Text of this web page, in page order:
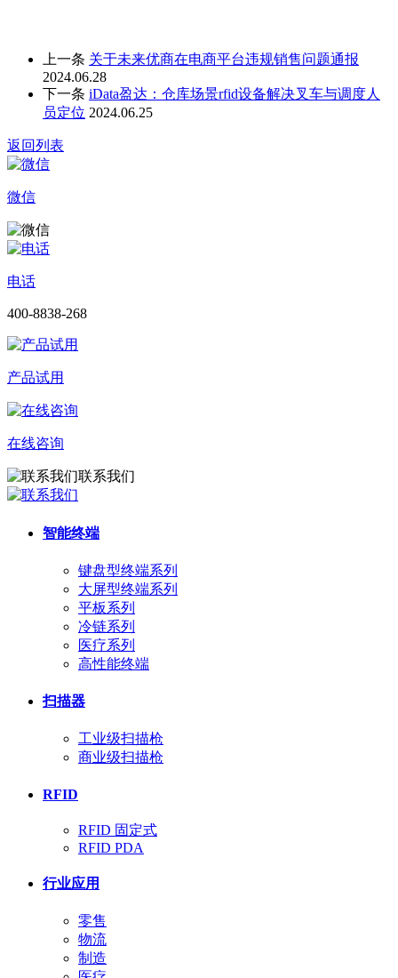
上一条 关于未来优商在电商平台违规销售问题通报
2024.06.28
下一条 iData盈达：仓库场景rfid设备解决叉车与调度人
员定位 2024.06.25
返回列表
微信
电话
400-8838-268
产品试用
在线咨询
联系我们
智能终端
键盘型终端系列
大屏型终端系列
平板系列
冷链系列
医疗系列
高性能终端
扫描器
工业级扫描枪
商业级扫描枪
RFID
RFID 固定式
RFID PDA
行业应用
零售
物流
制造